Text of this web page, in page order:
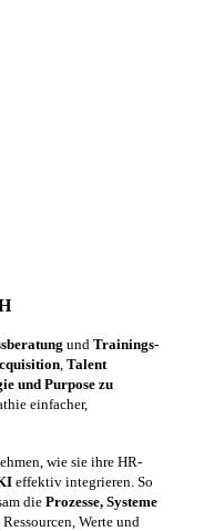
und Trainings-
Talent
und Purpose zu
einfacher,
wie sie ihre HR-
effektiv integrieren. So
die Prozesse, Systeme
Werte und